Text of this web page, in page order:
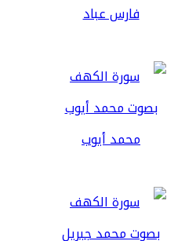
فارس عباد
محمد أيوب